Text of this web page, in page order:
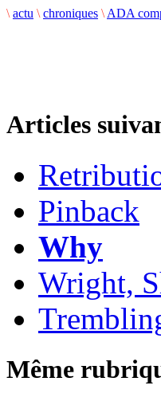
\ actu \ chroniques \ ADA
Articles
Pinback
Why
Wright,
Même